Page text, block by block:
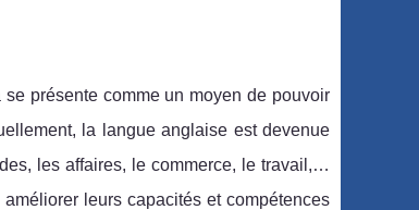
présente comme un moyen de pouvoir
la langue anglaise est devenue
les affaires, le commerce, le travail,…
leurs capacités et compétences